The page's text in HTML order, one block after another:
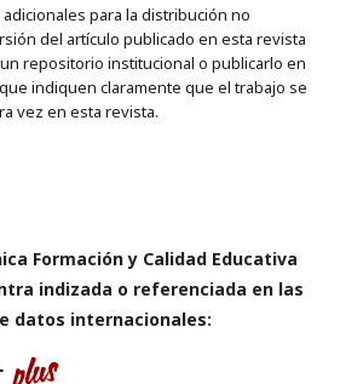
para la distribución no
del artículo publicado en esta revista
repositorio institucional o publicarlo en
indiquen claramente que el trabajo se
vez en esta revista.
Formación y Calidad Educativa
indizada o referenciada en las
datos internacionales: